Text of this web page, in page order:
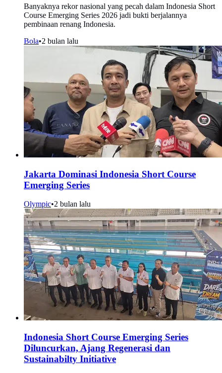
Banyaknya rekor nasional yang pecah dalam Indonesia Short
Course Emerging Series 2026 jadi bukti berjalannya
pembinaan renang Indonesia.
Bola•2 bulan lalu
Jakarta Dominasi Indonesia Short Course
Emerging Series
Olympic•2 bulan lalu
Indonesia Short Course Emerging Series
Diluncurkan, Ajang Regenerasi dan
Sustainabilty Initiative